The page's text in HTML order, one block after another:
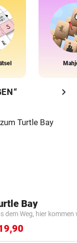
chevron_right
Bay
dem Weg, hier kommen